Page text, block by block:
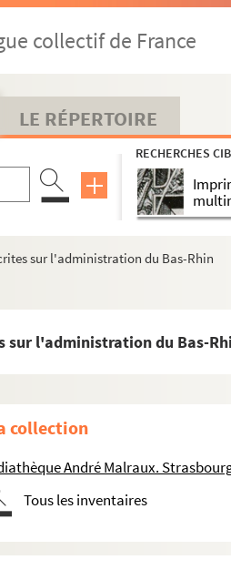
collectif de France
LE RÉPERTOIRE
RECHERCHES
sur l'administration du Bas-Rhin
sur l'administration du Bas-
collection
André Malraux.
Tous les inventaires
en Alsace
en Alsace leçons 13-48
en Alsace
en Alsace leçons 25-48
en Alsace
en Alsace leçons 27-47
1791 (1)
en Alsace 1791 (2)
1791 (3)
1792 (1)